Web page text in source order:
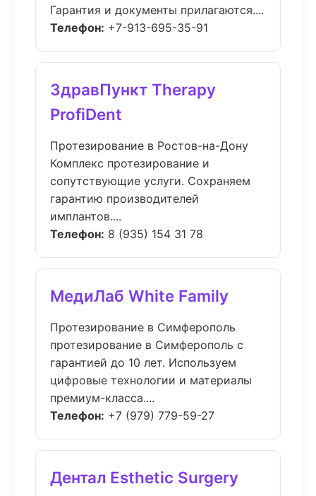
Гарантия и документы прилагаются....
Телефон: +7-913-695-35-91
ЗдравПункт Therapy
ProfiDent
Протезирование в Ростов-на-Дону
Комплекс протезирование и
сопутствующие услуги. Сохраняем
гарантию производителей
имплантов....
Телефон: 8 (935) 154 31 78
МедиЛаб White Family
Протезирование в Симферополь
протезирование в Симферополь с
гарантией до 10 лет. Используем
цифровые технологии и материалы
премиум-класса....
Телефон: +7 (979) 779-59-27
Дентал Esthetic Surgery